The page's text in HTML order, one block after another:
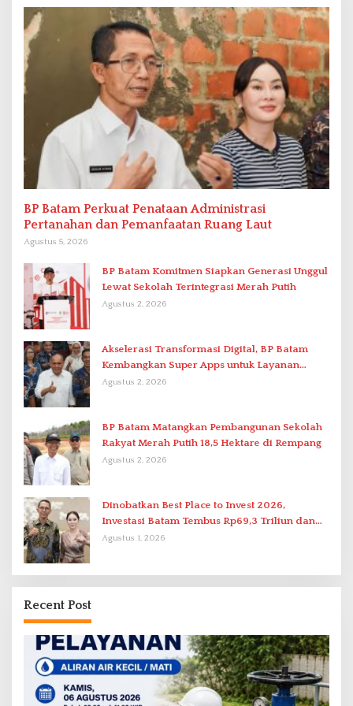
BP Batam Perkuat Penataan Administrasi
Pertanahan dan Pemanfaatan Ruang Laut
Agustus 5, 2026
BP Batam Komitmen Siapkan Generasi Unggul
Lewat Sekolah Terintegrasi Merah Putih
Agustus 2, 2026
Akselerasi Transformasi Digital, BP Batam
Kembangkan Super Apps untuk Layanan
Terpadu
Agustus 2, 2026
BP Batam Matangkan Pembangunan Sekolah
Rakyat Merah Putih 18,5 Hektare di Rempang
Agustus 2, 2026
Dinobatkan Best Place to Invest 2026,
Investasi Batam Tembus Rp69,3 Triliun dan
Ekonomi Tumbuh 6,76 Persen
Agustus 1, 2026
Recent Post